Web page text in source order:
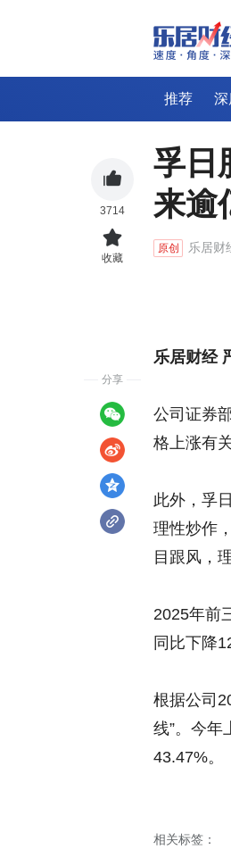
推荐 深
孚日
来逾
原创 乐居财
乐居财经
公司证券
格上涨有
此外，孚
理性炒作
目跟风，
2025年前
同比下降
根据公司
线”。今年
43.47%。
相关标签：
3714
收藏
分享